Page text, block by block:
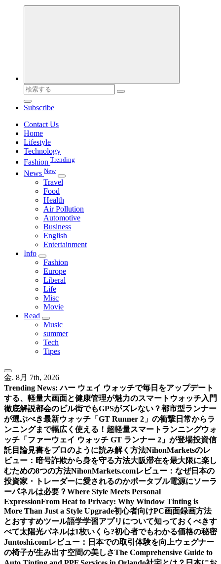
検
索
対
Subscribe
Contact Us
Home
Lifestyle
Technology
Fashion Trending
News New
Travel
Food
Health
Air Pollution
Automotive
Business
English
Entertainment
Info
Fashion
Europe
Liberal
Life
Misc
Movie
Read
Music
summer
Tech
Tipes
金. 8月 7th, 2026
Trending News: ハー ウェイ ウォッチで毎日をアップデート
する、軽量大画面と健康管理が魅力のスマートウォッチ入門
徹底解説都会のビル街でもGPSがズレない？都市型ランナー
が選ぶべき最新ウォッチ「GT Runner 2」の衝撃 日常からラ
ンニングまで幅広く使える！超軽量スマートランニングウォ
ッチ「ファーウェイ ウォッチ GT ランナー 2」が登場投資信
託目論見書をプロのように読み解く方法NihonMarketsのレ
ビュー：暗号詐欺から身を守る方法大阪滞在を最大限に楽し
むための8つの方法NihonMarkets.comレビュー：なぜ日本の
投資家・トレーダーに愛されるのかポータブル電源にソーラ
ーパネルは必要？Where Style Meets Personal
ExpressionFrom Heat to Privacy: Why Window Tinting is
More Than Just a Style Upgrade初心者向けPC画面録画方法
とおすすめツール語学学習アプリについて知っておくべきす
べて太陽光パネルは1枚いくら?初心者でもわかる価格の秘密
Juntoshi.comレビュー：日本での取引体験を向上ウェグナー
の椅子が生み出す空間の美しさThe Comprehensive Guide to